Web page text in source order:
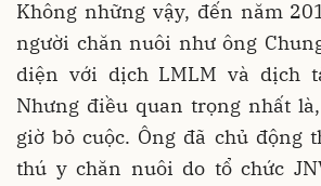
Không những vậy, đến năm
người chăn nuôi như ông
diện với dịch LMLM và dịch
Nhưng điều quan trọng nhất
giờ bỏ cuộc. Ông đã chủ động
thú y chăn nuôi do tổ chức